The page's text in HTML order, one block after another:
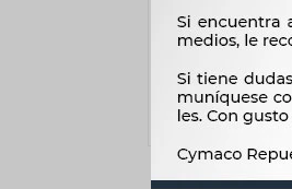
ALL TRAC